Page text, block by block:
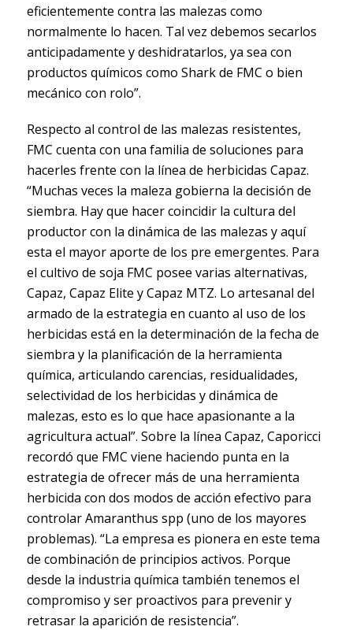
eficientemente contra las malezas como
normalmente lo hacen. Tal vez debemos secarlos
anticipadamente y deshidratarlos, ya sea con
productos químicos como Shark de FMC o bien
mecánico con rolo”.
Respecto al control de las malezas resistentes,
FMC cuenta con una familia de soluciones para
hacerles frente con la línea de herbicidas Capaz.
“Muchas veces la maleza gobierna la decisión de
siembra. Hay que hacer coincidir la cultura del
productor con la dinámica de las malezas y aquí
esta el mayor aporte de los pre emergentes. Para
el cultivo de soja FMC posee varias alternativas,
Capaz, Capaz Elite y Capaz MTZ. Lo artesanal del
armado de la estrategia en cuanto al uso de los
herbicidas está en la determinación de la fecha de
siembra y la planificación de la herramienta
química, articulando carencias, residualidades,
selectividad de los herbicidas y dinámica de
malezas, esto es lo que hace apasionante a la
agricultura actual”. Sobre la línea Capaz, Caporicci
recordó que FMC viene haciendo punta en la
estrategia de ofrecer más de una herramienta
herbicida con dos modos de acción efectivo para
controlar Amaranthus spp (uno de los mayores
problemas). “La empresa es pionera en este tema
de combinación de principios activos. Porque
desde la industria química también tenemos el
compromiso y ser proactivos para prevenir y
retrasar la aparición de resistencia”.